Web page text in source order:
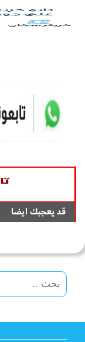
قد يعجبك ايضا